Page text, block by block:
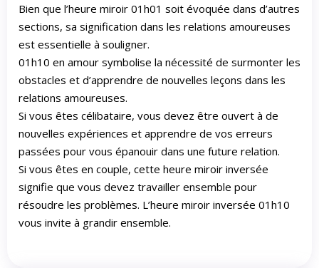
Bien que l’heure miroir 01h01 soit évoquée dans d’autres
sections, sa signification dans les relations amoureuses
est essentielle à souligner.
01h10 en amour symbolise la nécessité de surmonter les
obstacles et d’apprendre de nouvelles leçons dans les
relations amoureuses.
Si vous êtes célibataire, vous devez être ouvert à de
nouvelles expériences et apprendre de vos erreurs
passées pour vous épanouir dans une future relation.
Si vous êtes en couple, cette heure miroir inversée
signifie que vous devez travailler ensemble pour
résoudre les problèmes. L’heure miroir inversée 01h10
vous invite à grandir ensemble.